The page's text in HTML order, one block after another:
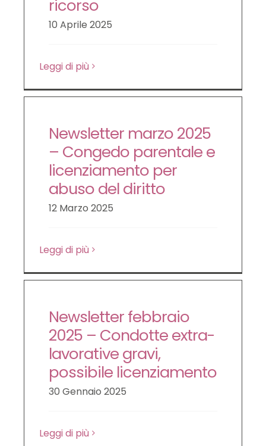
ricorso
10 Aprile 2025
Leggi di più
Newsletter marzo 2025
– Congedo parentale e
licenziamento per
abuso del diritto
12 Marzo 2025
Leggi di più
Newsletter febbraio
2025 – Condotte extra-
lavorative gravi,
possibile licenziamento
30 Gennaio 2025
Leggi di più